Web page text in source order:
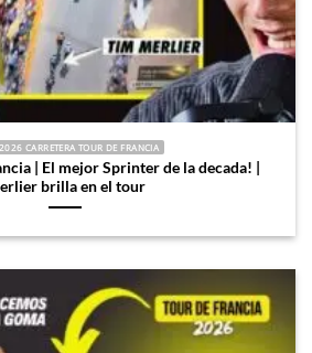
CARRETERA TOUR DE FRANCIA
| El mejor Sprinter de la decada! |
brilla en el tour